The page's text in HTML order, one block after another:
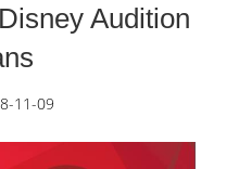
Audition
11-09